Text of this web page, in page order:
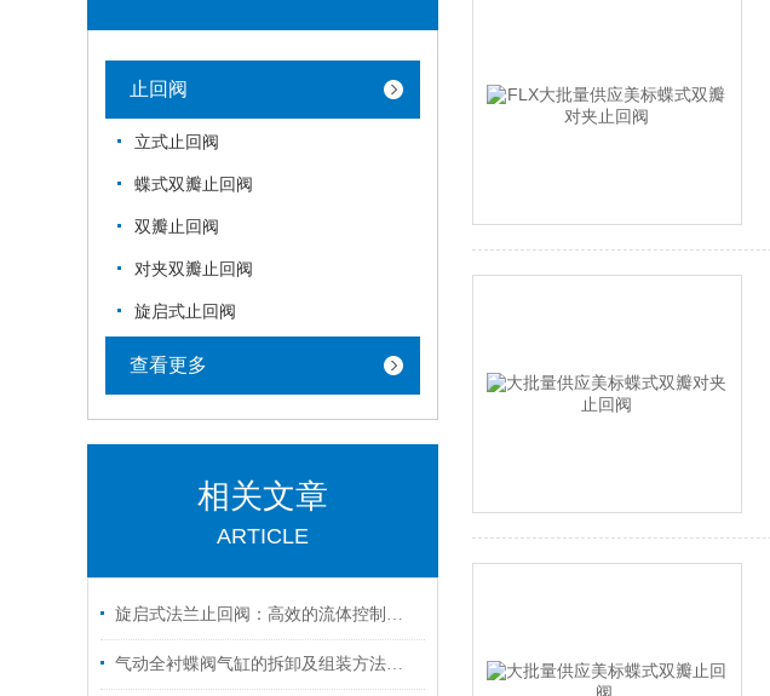
止回阀
立式止回阀
蝶式双瓣止回阀
双瓣止回阀
对夹双瓣止回阀
旋启式止回阀
查看更多
相关文章
ARTICLE
旋启式法兰止回阀：高效的流体控制解决方案
气动全衬蝶阀气缸的拆卸及组装方法介绍